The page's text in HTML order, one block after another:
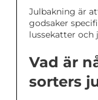
Julbakning är
godsaker
lussekatter och
Vad är
sorters